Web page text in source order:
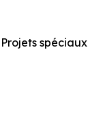
spéciaux